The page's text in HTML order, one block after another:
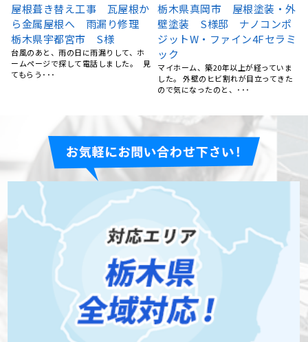
宇都宮市 H様邸 屋根葺き替
え工事
雨漏りが起きたため、地元できてくれ
るところを探していたところリフォー
ムの森さんのホームページ･･･
屋根塗装、棟鈑金交換、外壁
塗装 栃木県宇都宮市 N様
5社くらい提案を聞きましたが、リフォ
ームの森さんが一番丁寧にご対応くだ
さいました。 職人さん･･･